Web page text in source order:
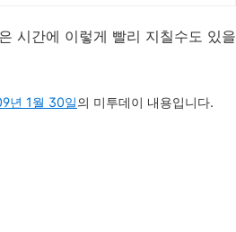
시간에 이렇게 빨리 지칠수도 있을
년 1월 30일의 미투데이 내용입니다.